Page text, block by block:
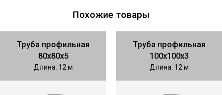
Похожие товары
Труба профильная
80х80х5
Длина: 12 м
Труба профильная
100х100х3
Длина: 12 м